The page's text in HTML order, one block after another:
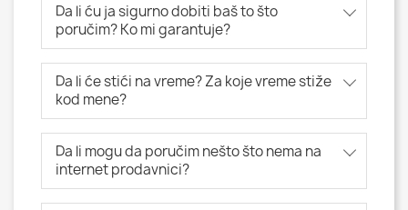
Da li ću ja sigurno dobiti baš to što
poručim? Ko mi garantuje?
Da li će stići na vreme? Za koje vreme stiže
kod mene?
Da li mogu da poručim nešto što nema na
internet prodavnici?